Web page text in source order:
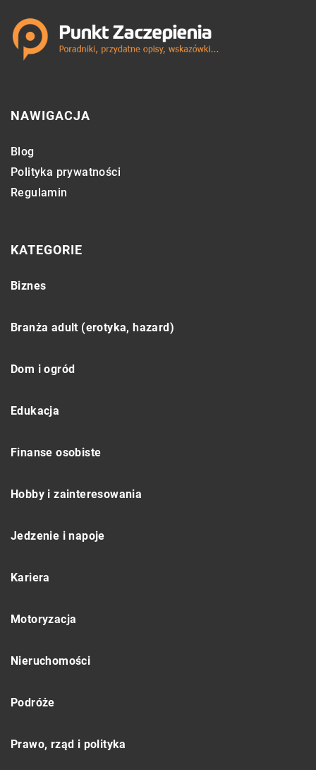
NAWIGACJA
Blog
Polityka prywatności
Regulamin
KATEGORIE
Biznes
Branża adult (erotyka, hazard)
Dom i ogród
Edukacja
Finanse osobiste
Hobby i zainteresowania
Jedzenie i napoje
Kariera
Motoryzacja
Nieruchomości
Podróże
Prawo, rząd i polityka